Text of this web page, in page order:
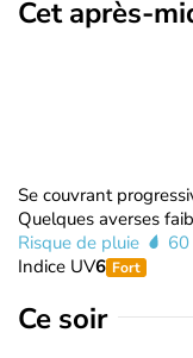
Cet après-
Se couvrant
Quelques averses
Risque de pluie
Indice UV6 Fort
Ce soir